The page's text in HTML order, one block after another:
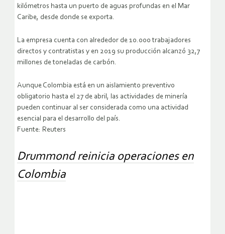
kilómetros hasta un puerto de aguas profundas en el Mar
Caribe, desde donde se exporta.
La empresa cuenta con alrededor de 10.000 trabajadores
directos y contratistas y en 2019 su producción alcanzó 32,7
millones de toneladas de carbón.
Aunque Colombia está en un aislamiento preventivo
obligatorio hasta el 27 de abril, las actividades de minería
pueden continuar al ser considerada como una actividad
esencial para el desarrollo del país.
Fuente: Reuters
Drummond reinicia operaciones en
Colombia